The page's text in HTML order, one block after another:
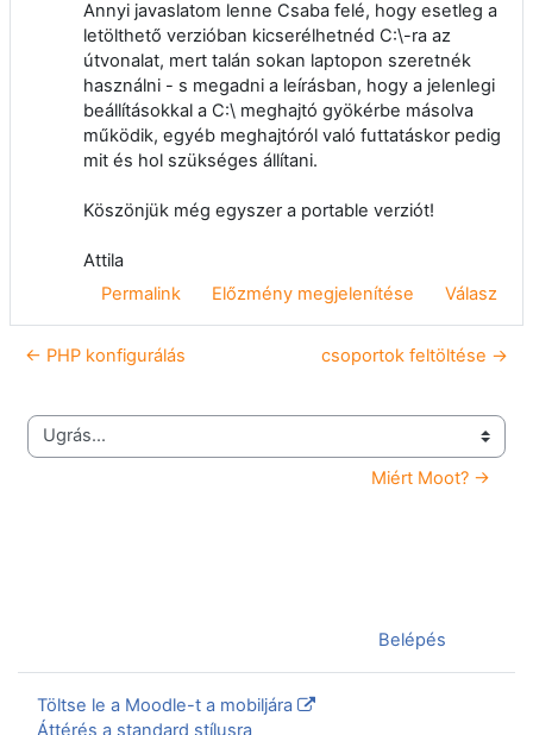
Annyi javaslatom lenne Csaba felé, hogy esetleg a
letölthető verzióban kicserélhetnéd C:\-ra az
útvonalat, mert talán sokan laptopon szeretnék
használni - s megadni a leírásban, hogy a jelenlegi
beállításokkal a C:\ meghajtó gyökérbe másolva
működik, egyéb meghajtóról való futtatáskor pedig
mit és hol szükséges állítani.
Köszönjük még egyszer a portable verziót!
Attila
Permalink
Előzmény megjelenítése Válasz
← PHP konfigurálás csoportok feltöltése →
Ugrás...
Miért Moot? →
Belépés
Töltse le a Moodle-t a mobiljára
Áttérés a standard stílusra